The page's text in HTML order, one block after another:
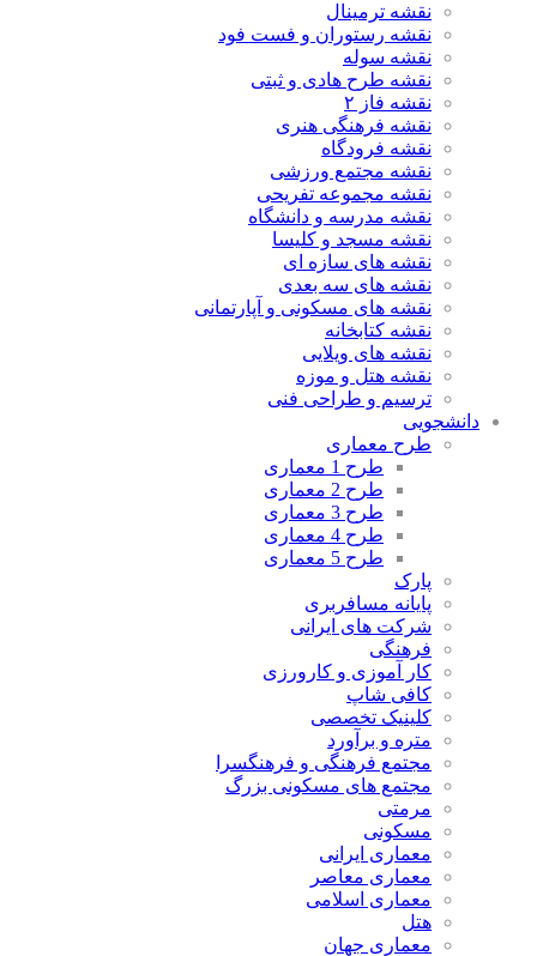
نقشه ترمینال
نقشه رستوران و فست فود
نقشه سوله
نقشه طرح هادی و ثبتی
نقشه فاز ۲
نقشه فرهنگی هنری
نقشه فرودگاه
نقشه مجتمع ورزشی
نقشه مجموعه تفریحی
نقشه مدرسه و دانشگاه
نقشه مسجد و کلیسا
نقشه های سازه ای
نقشه های سه بعدی
نقشه های مسکونی و آپارتمانی
نقشه کتابخانه
نقشه های ویلایی
نقشه هتل و موزه
ترسیم و طراحی فنی
دانشجویی
طرح معماری
طرح 1 معماری
طرح 2 معماری
طرح 3 معماری
طرح 4 معماری
طرح 5 معماری
پارک
پایانه مسافربری
شرکت های ایرانی
فرهنگی
کار آموزی و کارورزی
کافی شاپ
کلینیک تخصصی
متره و برآورد
مجتمع فرهنگی و فرهنگسرا
مجتمع های مسکونی بزرگ
مرمتی
مسکونی
معماری ایرانی
معماری معاصر
معماری اسلامی
هتل
معماری جهان